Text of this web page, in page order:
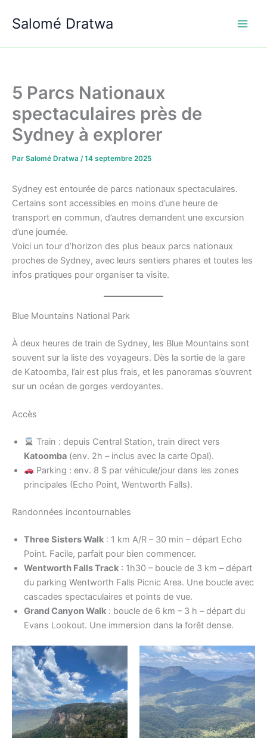
Salomé Dratwa
5 Parcs Nationaux
spectaculaires près de
Sydney à explorer
Par Salomé Dratwa /14 septembre 2025
Sydney est entourée de parcs nationaux spectaculaires.
Certains sont accessibles en moins d’une heure de
transport en commun, d’autres demandent une excursion
d’une journée.
Voici un tour d’horizon des plus beaux parcs nationaux
proches de Sydney, avec leurs sentiers phares et toutes les
infos pratiques pour organiser ta visite.
Blue Mountains National Park
À deux heures de train de Sydney, les Blue Mountains sont
souvent sur la liste des voyageurs. Dès la sortie de la gare
de Katoomba, l’air est plus frais, et les panoramas s’ouvrent
sur un océan de gorges verdoyantes.
Accès
Train : depuis Central Station, train direct vers
Katoomba (env. 2h – inclus avec la carte Opal).
Parking : env. 8 $ par véhicule/jour dans les zones
principales (Echo Point, Wentworth Falls).
Randonnées incontournables
Three Sisters Walk : 1 km A/R – 30 min – départ Echo
Point. Facile, parfait pour bien commencer.
Wentworth Falls Track : 1h30 – boucle de 3 km – départ
du parking Wentworth Falls Picnic Area. Une boucle avec
cascades spectaculaires et points de vue.
Grand Canyon Walk : boucle de 6 km – 3 h – départ du
Evans Lookout. Une immersion dans la forêt dense.